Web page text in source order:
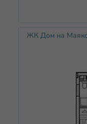
ЖК Дом на